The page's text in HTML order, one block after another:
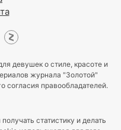
девушек о стиле, красоте и
журнала "Золотой"
согласия правообладателей.
статистику и делать